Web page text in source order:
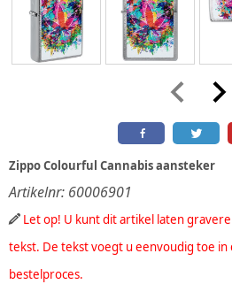
Zippo Colourful Cannabis aansteker
Artikelnr: 60006901
Let op! U kunt dit artikel laten
tekst. De tekst voegt u eenvoudig toe
bestelproces.